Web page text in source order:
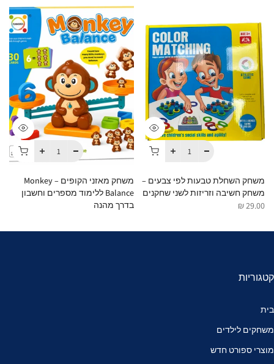
משחק השחלת טבעות לפי צבעים –
משחק חשיבה וזריזות לשני שחקנים
29.00 ₪
משחק מאזני הקופים – Monkey
Balance ללימוד מספרים וחשבון
בדרך מהנה
קטגוריות
בית
משחקים לילדים
מוצרי ספורט חדש